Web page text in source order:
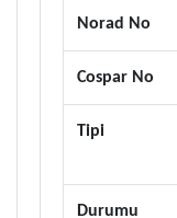
Norad No
Cospar No
Tipi
Durumu